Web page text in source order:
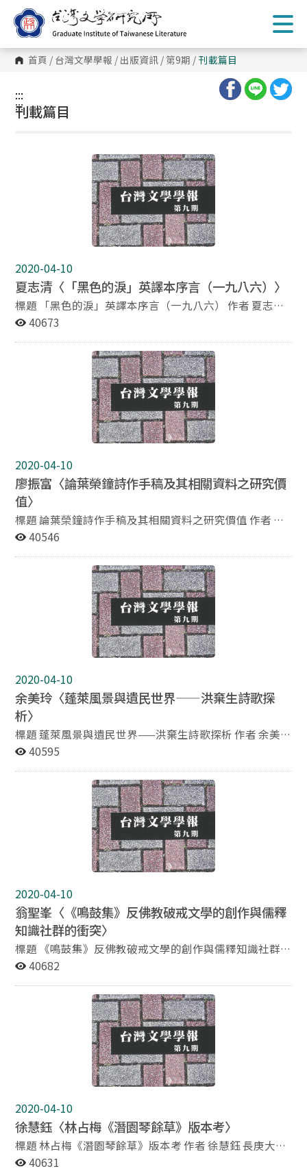
到
主
內
容 首頁 / 台灣文學學報 / 出版資訊 / 第9期 / 刊載篇目
:::
:::
刊載篇目
2020-04-10
夏志清〈「黑色的淚」英譯本序言（一九八六）〉
標題 「黑色的淚」英譯本序言（一九八六） 作者 夏志清
夏志清（中央研究院院士，美國哥倫比亞大學退休教授）
志清、彭歌（台灣當代知名作家，著有小說集《K先生去
釣魚》、《在天之涯》、《大漢魂》等，譯有《天地一沙
是現代中國作家當中最多產的人之一。從一九五三到一九
八二年，他所出版的書，涵蓋了八本長篇小說、八本短篇
小說集（儘管有重複收錄的小說）、二十五本報紙專欄結
集、十一本翻譯作品、八本論述及三本遊記。在這最近的
九八四）──其中僅有〈微塵〉是新作，及《愛與恨》
（一九八五）──收集的是彭歌前此為《中央日報》所寫
的長短篇文章。在收錄於此書（英文版）的九篇小說呈現
出彭歌為小說家身份的同時，我們還必須記得：在學術訓
練及職業的選擇上，彭歌不僅是一個新聞人，同時也是一
位傑出成功的報業人。一九四九年彭歌至《新生報》工
作，直到一九六四年，彭歌三十九歲時，升任為《新生
報》的副社長兼總編輯。一九七二年，彭歌被委任到《中
央日報》擔任總主筆──在當時，《中央日報》是極有名
望的報紙，世界各地的華人幾乎都可讀到《中央日報》的
海外版。八年後，他成為《中央日報》的發行人兼社長。
我們可以說，在一九四○年代末至一九五○年代初的台灣
年輕新聞從業人員，沒有人像彭歌那樣到今日 仍深具影響
40673
2020-04-10
廖振富〈論葉榮鐘詩作手稿及其相關資料之研究價
值〉
標題 論葉榮鐘詩作手稿及其相關資料之研究價值 作者 廖
振富 國立台灣師範大學台灣文化及語言文學研究所教授
學家，一生跨越日治及戰後兩大階段，過去其有關台灣歷
史與人物的著述較為學界所知，近年其文學理論與新舊文
學創作也逐漸受到重視。二○○三年起，葉氏家屬將其生
前所遺留之著述手稿、剪報、筆記、藏書、書信等珍貴資
料，陸續捐贈給清華大學圖書館，目前正由該館進行數位
化工程，並已建構網站，以方便各界使用。這批珍貴的第
一手資料，將對台灣文史研究提供不小的助益。 本文即擬
相關資料，以葉氏古典詩集《少奇吟草》為中心，分析其
多方面的研究價值。在簡述這批詩稿及其相關資料之內容
後，筆者分別從五個角度，詳細舉例說明其研究價值所
在：（一）可進行作品的全新校勘，比較文字異同，並更
正新舊版刊印本之錯別字。（二）可蒐集比對《少奇吟
草》未收錄之作品，增加研究文本，深化葉榮鐘詩作之研
究。（三）可補充或修正刊印本《少奇吟草》之記載，增
加作品創作背景之瞭解。（四）可據以探討葉榮鐘詩歌創
作之師友淵源、精神傳承，以及實際修改過程。（五）可
提供探討葉榮鐘新舊詩比較、創作取法對象與寫作特質的
新資料。其中葉榮鐘手抄魯迅詩稿、及葉榮鐘的新詩創
作，都是前所未見的研究文本，尤以葉榮鐘古典詩與魯迅
舊詩精神相契的新發現最具啟發性意義，預期可拓展全新
如何善用這批資料進行研究，提出三點具體可行的分析與
建議。
40546
2020-04-10
余美玲〈蓬萊風景與遺民世界——洪棄生詩歌探
析〉
標題 蓬萊風景與遺民世界——洪棄生詩歌探析 作者 余美玲
逢甲大學中國文學系副教授 摘要 本論文是以日治時期台
的洪棄生如何藉由對台灣的書寫，從生活經驗中的海洋出
發，建構真實的蓬萊仙境，到蓬萊幻滅，進而上下求索，
轉以遊仙的方式，尋求乾淨土；然而詩人強烈的用世之心
遂讓原本遊仙的想望變成反遊仙，最後進入另一種煙霞幻
境──鴉片的迷霧世界中。這種種追索與變化過程與洪棄
生本人的執著意識和屈騷精神緊緊結合，呈現出遺民世界
中曲折複雜的心靈風景。
40595
2020-04-10
翁聖峯〈《鳴鼓集》反佛教破戒文學的創作與儒釋
知識社群的衝突〉
標題 《鳴鼓集》反佛教破戒文學的創作與儒釋知識社群的
衝突 作者 翁聖峯 國立台北教育大學台灣文學研究所副教
對佛教戒律的不同期待，傳統文人將佛教戒律視為重要的
倫常規範，不可逾越，復加長期以來儒釋同源或三教合一
的觀念，故傳統文人堅持不懈，維護佛教戒律。林德林不
畏傳統禁忌，為開拓佛教新內涵而與儒者論辨，甚至公然
舉行佛式婚禮，可惜支持者寡，使得其佛教事業由盛轉
衰。論述《鳴鼓集》除精熟其文獻，尚須配合崇文社所有
徵文、徵詩與傳媒，才能充分掌握問題的全貌。《鳴鼓
面，互為表裡的，論者或以「色情文學」稱之實未允當。
詮釋《鳴鼓集》固然不容疏離當前的生命處境與價值觀，
然亦須注意儒學與佛學的核心價值，方不致使問題流於以
40682
2020-04-10
徐慧鈺〈林占梅《潛園琴餘草》版本考〉
標題 林占梅《潛園琴餘草》版本考 作者 徐慧鈺 長庚大學
通識教育中心助理教授 摘要 清中葉北臺詩人林占梅
40631